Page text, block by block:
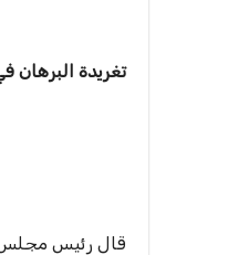
تغريدة
قال رئيس مجلس